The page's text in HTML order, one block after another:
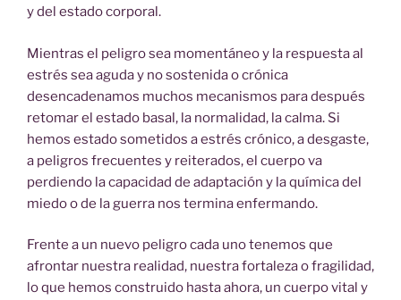
y del estado corporal.
Mientras el peligro sea momentáneo y la respuesta al
estrés sea aguda y no sostenida o crónica
desencadenamos muchos mecanismos para después
retomar el estado basal, la normalidad, la calma. Si
hemos estado sometidos a estrés crónico, a desgaste,
a peligros frecuentes y reiterados, el cuerpo va
perdiendo la capacidad de adaptación y la química del
miedo o de la guerra nos termina enfermando.
Frente a un nuevo peligro cada uno tenemos que
afrontar nuestra realidad, nuestra fortaleza o fragilidad,
lo que hemos construido hasta ahora, un cuerpo vital y